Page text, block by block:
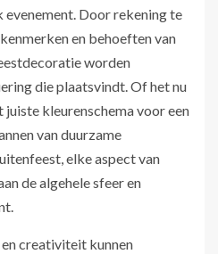
evenement. Door rekening te
en behoeften van
worden
die plaatsvindt. Of het nu
juiste kleurenschema voor een
van duurzame
elke aspect van
de algehele sfeer en
creativiteit kunnen